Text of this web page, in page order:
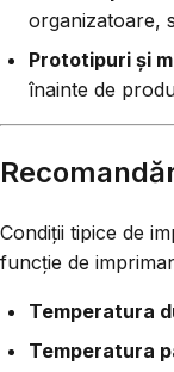
organizatoare,
Prototipuri și
înainte de
Condiții tipice de
funcție de
Temperatura
Temperatura